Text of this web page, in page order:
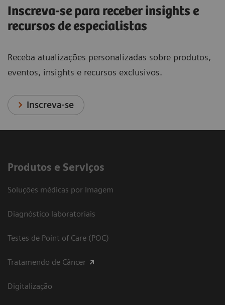
Inscreva-se para receber insights e
recursos de especialistas
Receba atualizações personalizadas sobre produtos,
eventos, insights e recursos exclusivos.
Inscreva-se
Produtos e Serviços
Soluções médicas por Imagem
Diagnóstico laboratoriais
Testes de Point of Care (POC)
Tratamendo de Câncer
Digitalização